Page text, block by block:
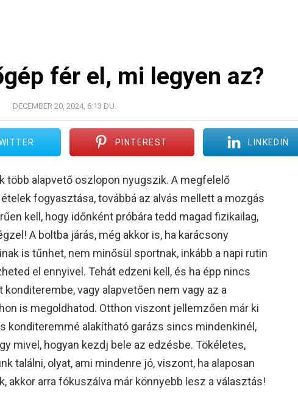
fér el, mi legyen az?
DECEMBER 20, 2024, 6:13 DU.
PINTEREST LINKEDIN
több alapvető oszlopon nyugszik. A megfelelő
fogyasztása, továbbá az alvás mellett a mozgás
kell, hogy időnként próbára tedd magad fizikailag,
A boltba járás, még akkor is, ha karácsony
is tűnhet, nem minősül sportnak, inkább a napi rutin
el ennyivel. Tehát edzeni kell, és ha épp nincs
vagy alapvetően nem vagy az a
is megoldhatod. Otthon viszont jellemzően már ki
konditeremmé alakítható garázs sincs mindenkinél,
mivel, hogyan kezdj bele az edzésbe. Tökéletes,
találni, olyat, ami mindenre jó, viszont, ha alaposan
akkor arra fókuszálva már könnyebb lesz a választás!